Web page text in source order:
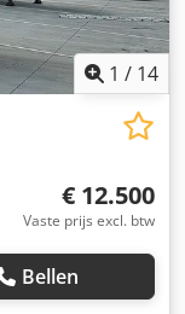
1 / 14
€ 12.500
Vaste prijs excl. btw
Bellen